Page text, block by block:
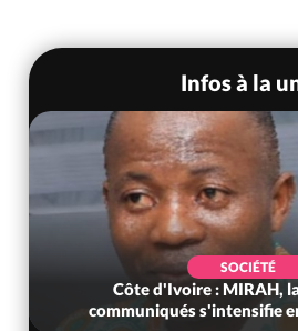
Infos à la
SOCIÉTÉ
Côte d'Ivoire : MIRAH,
communiqués s'intensifie